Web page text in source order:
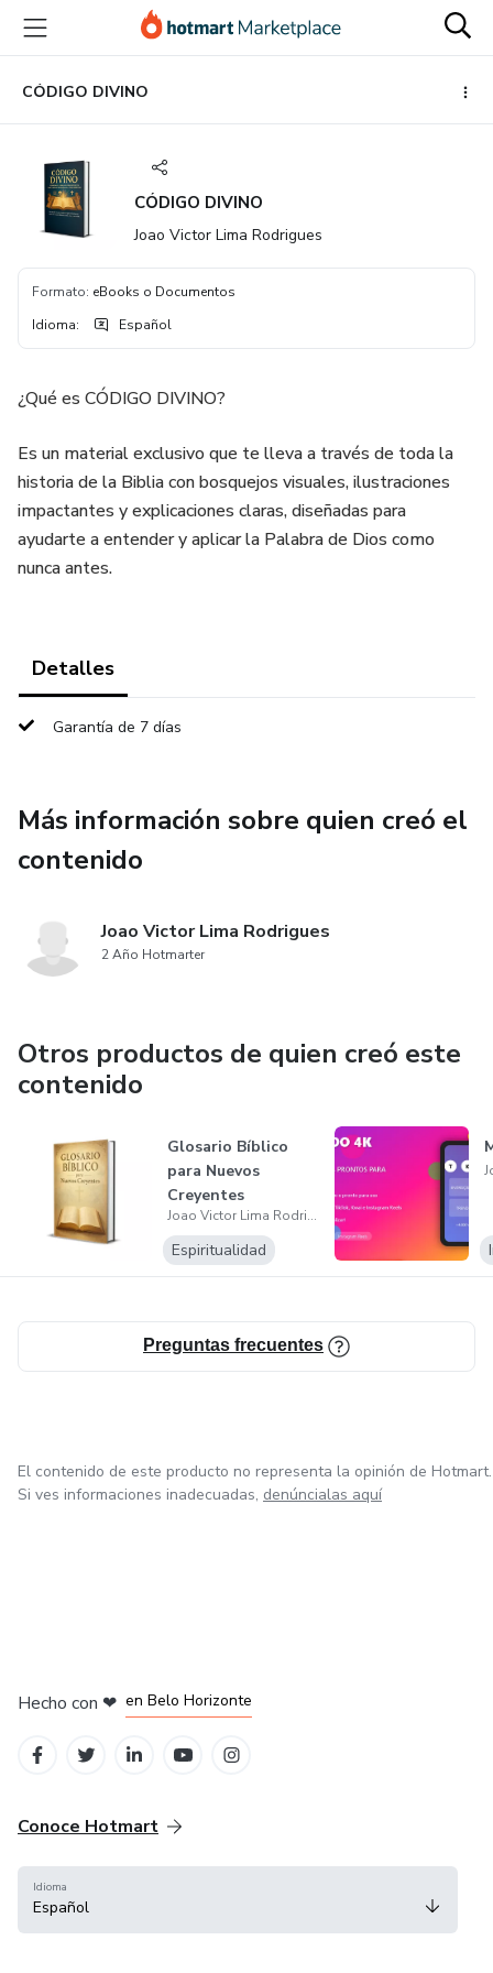
principal
página
de
página
CÓDIGO DIVINO
CÓDIGO DIVINO
Joao Victor Lima Rodrigues
Formato: eBooks o Documentos
Idioma: Español
¿Qué es CÓDIGO DIVINO?
Es un material exclusivo que te lleva a través de toda la
historia de la Biblia con bosquejos visuales, ilustraciones
impactantes y explicaciones claras, diseñadas para
ayudarte a entender y aplicar la Palabra de Dios como
nunca antes.
Detalles
Garantía de 7 días
Más información sobre quien creó el
contenido
Joao Victor Lima Rodrigues
2 Año Hotmarter
Otros productos de quien creó este
contenido
Glosario Bíblico
para Nuevos
Creyentes
Joao Victor Lima Rodrigues
Espiritualidad
Preguntas frecuentes
El contenido de este producto no representa la opinión de Hotmart.
Si ves informaciones inadecuadas, denúncialas aquí
Hecho con ❤ en Belo Horizonte
Conoce Hotmart
Idioma
Español